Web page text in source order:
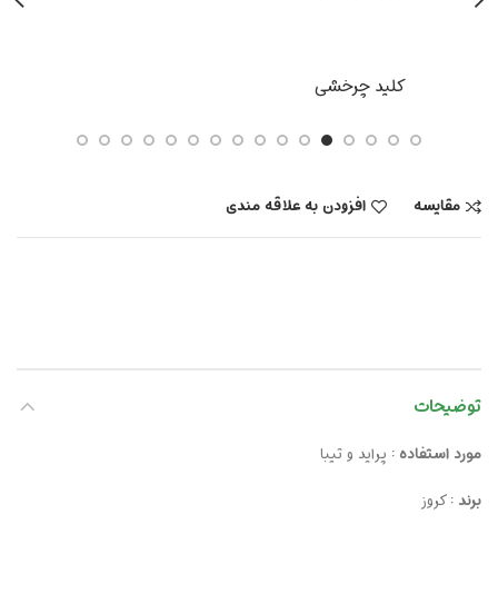
کلید چرخشی
مقایسه افزودن به علاقه مندی
توضیحات
مورد استفاده : پراید و تیبا
برند : کروز